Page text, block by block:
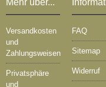
Mehr über...
Versandkosten
und
Zahlungsweisen
Privatsphäre
und
FAQ
Sitemap
Widerruf